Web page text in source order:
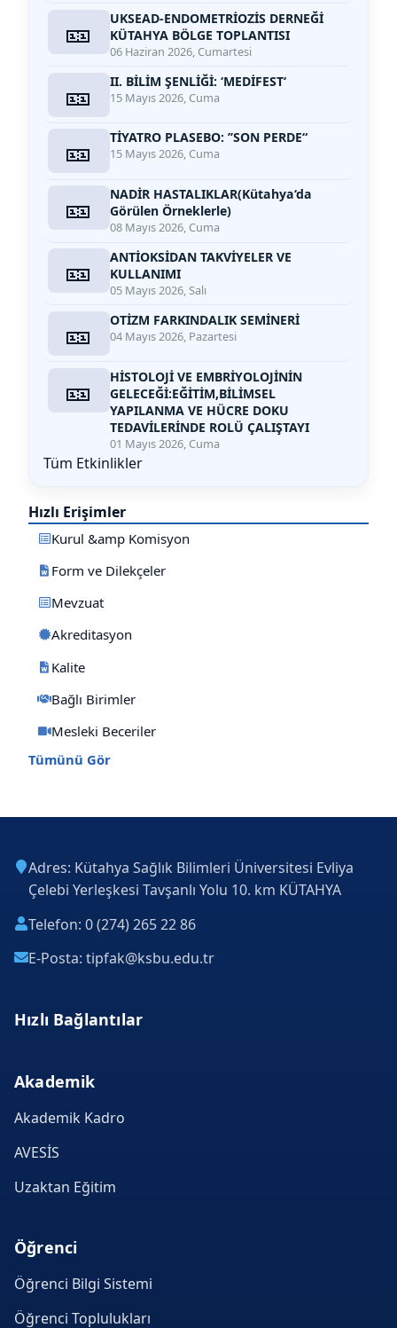
🎫
UKSEAD-ENDOMETRİOZİS DERNEĞİ
KÜTAHYA BÖLGE TOPLANTISI
06 Haziran 2026, Cumartesi
🎫 II. BİLİM ŞENLİĞİ: ‘MEDİFEST‘
15 Mayıs 2026, Cuma
🎫 TİYATRO PLASEBO: ’’SON PERDE“
15 Mayıs 2026, Cuma
🎫
NADİR HASTALIKLAR(Kütahya‘da
Görülen Örneklerle)
08 Mayıs 2026, Cuma
🎫
ANTİOKSİDAN TAKVİYELER VE
KULLANIMI
05 Mayıs 2026, Salı
🎫 OTİZM FARKINDALIK SEMİNERİ
04 Mayıs 2026, Pazartesi
🎫
HİSTOLOJİ VE EMBRİYOLOJİNİN
GELECEĞİ:EĞİTİM,BİLİMSEL
YAPILANMA VE HÜCRE DOKU
TEDAVİLERİNDE ROLÜ ÇALIŞTAYI
01 Mayıs 2026, Cuma
Tüm Etkinlikler
Hızlı Erişimler
Kurul &amp Komisyon
Form ve Dilekçeler
Mevzuat
Akreditasyon
Kalite
Bağlı Birimler
Mesleki Beceriler
Tümünü Gör
Adres: Kütahya Sağlık Bilimleri Üniversitesi Evliya
Çelebi Yerleşkesi Tavşanlı Yolu 10. km KÜTAHYA
Telefon: 0 (274) 265 22 86
E-Posta: tipfak@ksbu.edu.tr
Hızlı Bağlantılar
Akademik
Akademik Kadro
AVESİS
Uzaktan Eğitim
Öğrenci
Öğrenci Bilgi Sistemi
Öğrenci Toplulukları